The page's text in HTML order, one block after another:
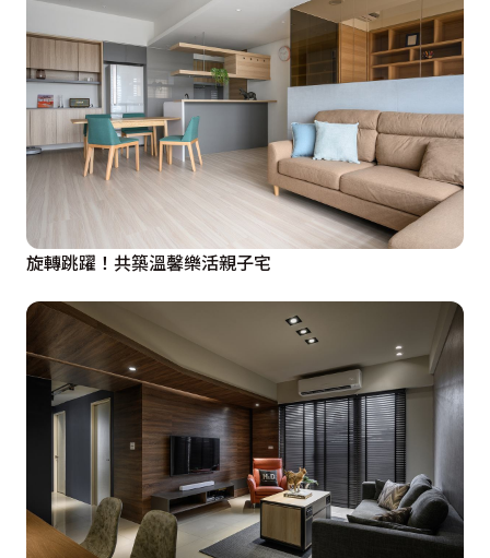
旋轉跳躍！共築溫馨樂活親子宅